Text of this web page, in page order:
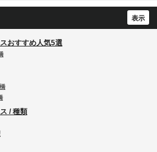
おすすめ人気5選
/ 種類